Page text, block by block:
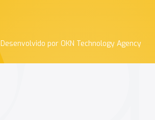
Desenvolvido por OKN Technology Agency